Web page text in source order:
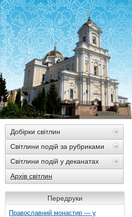
Добірки світлин
Світлини подій за рубриками
Світлини подій у деканатах
Архів світлин
Передруки
Православний монастир — у